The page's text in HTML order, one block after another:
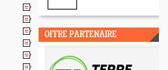
OFFRE PARTENAIRE